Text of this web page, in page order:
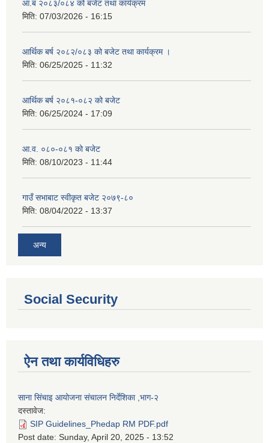
आ.ब २०८३/०८४ को बजेट तथा कार्यक्रम
मिति: 07/03/2026 - 16:15
आर्थिक बर्ष २०८२/०८३ को बजेट तथा कार्यक्रम ।
मिति: 06/25/2025 - 11:32
आर्थिक बर्ष २०८१-०८२ को बजेट
मिति: 06/25/2024 - 17:09
आ.व. ०८०-०८१ को बजेट
मिति: 08/10/2023 - 11:44
गाउँ सभाबाट स्वीकृत बजेट २०७९-८०
मिति: 08/04/2022 - 13:37
अन्य
Social Security
ऐन तथा कार्यविधिहरु
साना सिंचाइ आयोजना संचालन निर्देशिका ,भाग-२
दस्तावेज:
SIP Guidelines_Phedap RM PDF.pdf
Post date: Sunday, April 20, 2025 - 13:52